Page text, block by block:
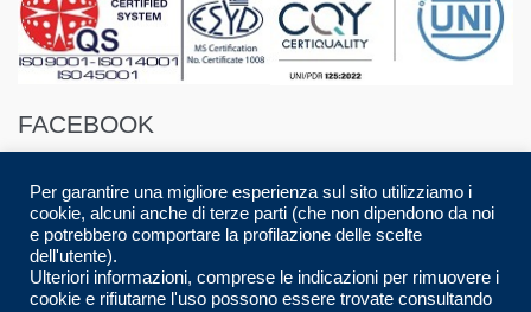
FACEBOOK
© 2016 Spazio88 S.r.l. p.i. 08283280017 | Developed by Luca Musolino|
Designed byAdContent |All Rights Reserved.
Per garantire una migliore esperienza sul sito utilizziamo i
cookie, alcuni anche di terze parti (che non dipendono da noi
e potrebbero comportare la profilazione delle scelte
dell'utente).
Ulteriori informazioni, comprese le indicazioni per rimuovere i
cookie e rifiutarne l'uso possono essere trovate consultando